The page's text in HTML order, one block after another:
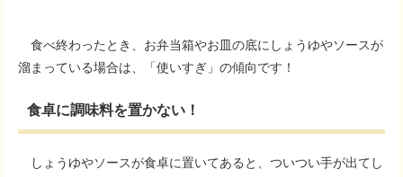
食べ終わったとき、お弁当箱やお皿の底にしょうゆやソースが
溜まっている場合は、「使いすぎ」の傾向です！
食卓に調味料を置かない！
しょうゆやソースが食卓に置いてあると、ついつい手が出てし